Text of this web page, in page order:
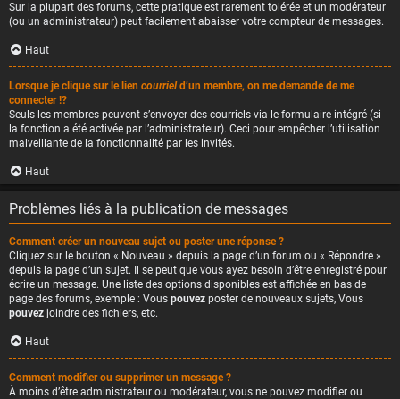
Sur la plupart des forums, cette pratique est rarement tolérée et un modérateur
(ou un administrateur) peut facilement abaisser votre compteur de messages.
Haut
Lorsque je clique sur le lien courrield’un membre, on me demande de me
connecter !?
Seuls les membres peuvent s’envoyer des courriels via le formulaire intégré (si
la fonction a été activée par l’administrateur). Ceci pour empêcher l’utilisation
malveillante de la fonctionnalité par les invités.
Haut
Problèmes liés à la publication de messages
Comment créer un nouveau sujet ou poster une réponse ?
Cliquez sur le bouton « Nouveau » depuis la page d’un forum ou « Répondre »
depuis la page d’un sujet. Il se peut que vous ayez besoin d’être enregistré pour
écrire un message. Une liste des options disponibles est affichée en bas de
page des forums, exemple : Vous pouvez poster de nouveaux sujets, Vous
pouvez joindre des fichiers, etc.
Haut
Comment modifier ou supprimer un message ?
À moins d’être administrateur ou modérateur, vous ne pouvez modifier ou